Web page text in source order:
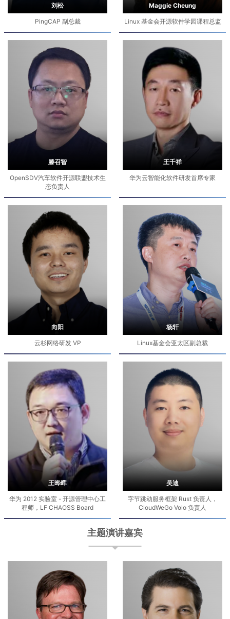
刘松
PingCAP 副总裁
Maggie Cheung
Linux 基金会开源软件学园课程总监
滕召智
OpenSDV汽车软件开源联盟技术生
态负责人
王千祥
华为云智能化软件研发首席专家
向阳
云杉网络研发 VP
杨轩
Linux基金会亚太区副总裁
王晔晖
华为 2012 实验室 - 开源管理中心工
程师，LF CHAOSS Board
吴迪
字节跳动服务框架 Rust 负责人，
CloudWeGo Volo 负责人
主题演讲嘉宾